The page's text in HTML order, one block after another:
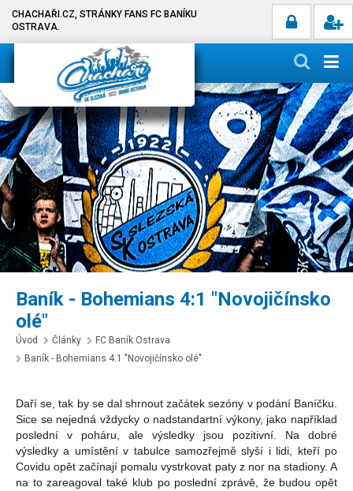
CHACHAŘI.CZ, STRÁNKY FANS FC BANÍKU
OSTRAVA.
Baník - Bohemians 4:1 "Novojičínsko
olé"
Úvod Články
FC Baník Ostrava
Baník - Bohemians 4:1 "Novojičínsko olé"
Daří se, tak by se dal shrnout začátek sezóny v podání Baníčku.
Sice se nejedná vždycky o nadstandartní výkony, jako například
poslední v poháru, ale výsledky jsou pozitivní. Na dobré
výsledky a umístění v tabulce samozřejmě slyší i lidi, kteří po
Covidu opět začínají pomalu vystrkovat paty z nor na stadiony. A
na to zareagoval také klub po poslední zprávě, že budou opět